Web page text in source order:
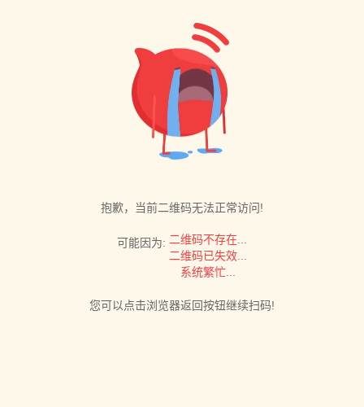
抱歉，当前二维码无法正常访问!
可能因为: 二维码不存在...
二维码已失效...
系统繁忙...
您可以点击浏览器返回按钮继续扫码!